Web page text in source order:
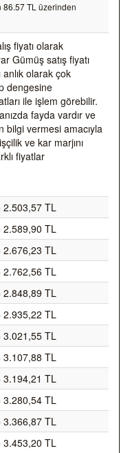
86.57 TL üzerinden
fiyatı olarak
Gümüş satış fiyatı
anlık olarak çok
dengesine
ile işlem görebilir.
fayda vardır ve
bilgi vermesi amacıyla
ve kar marjını
fiyatlar
2.503,57 TL
2.589,90 TL
2.676,23 TL
2.762,56 TL
2.848,89 TL
2.935,22 TL
3.021,55 TL
3.107,88 TL
3.194,21 TL
3.280,54 TL
3.366,87 TL
3.453,20 TL